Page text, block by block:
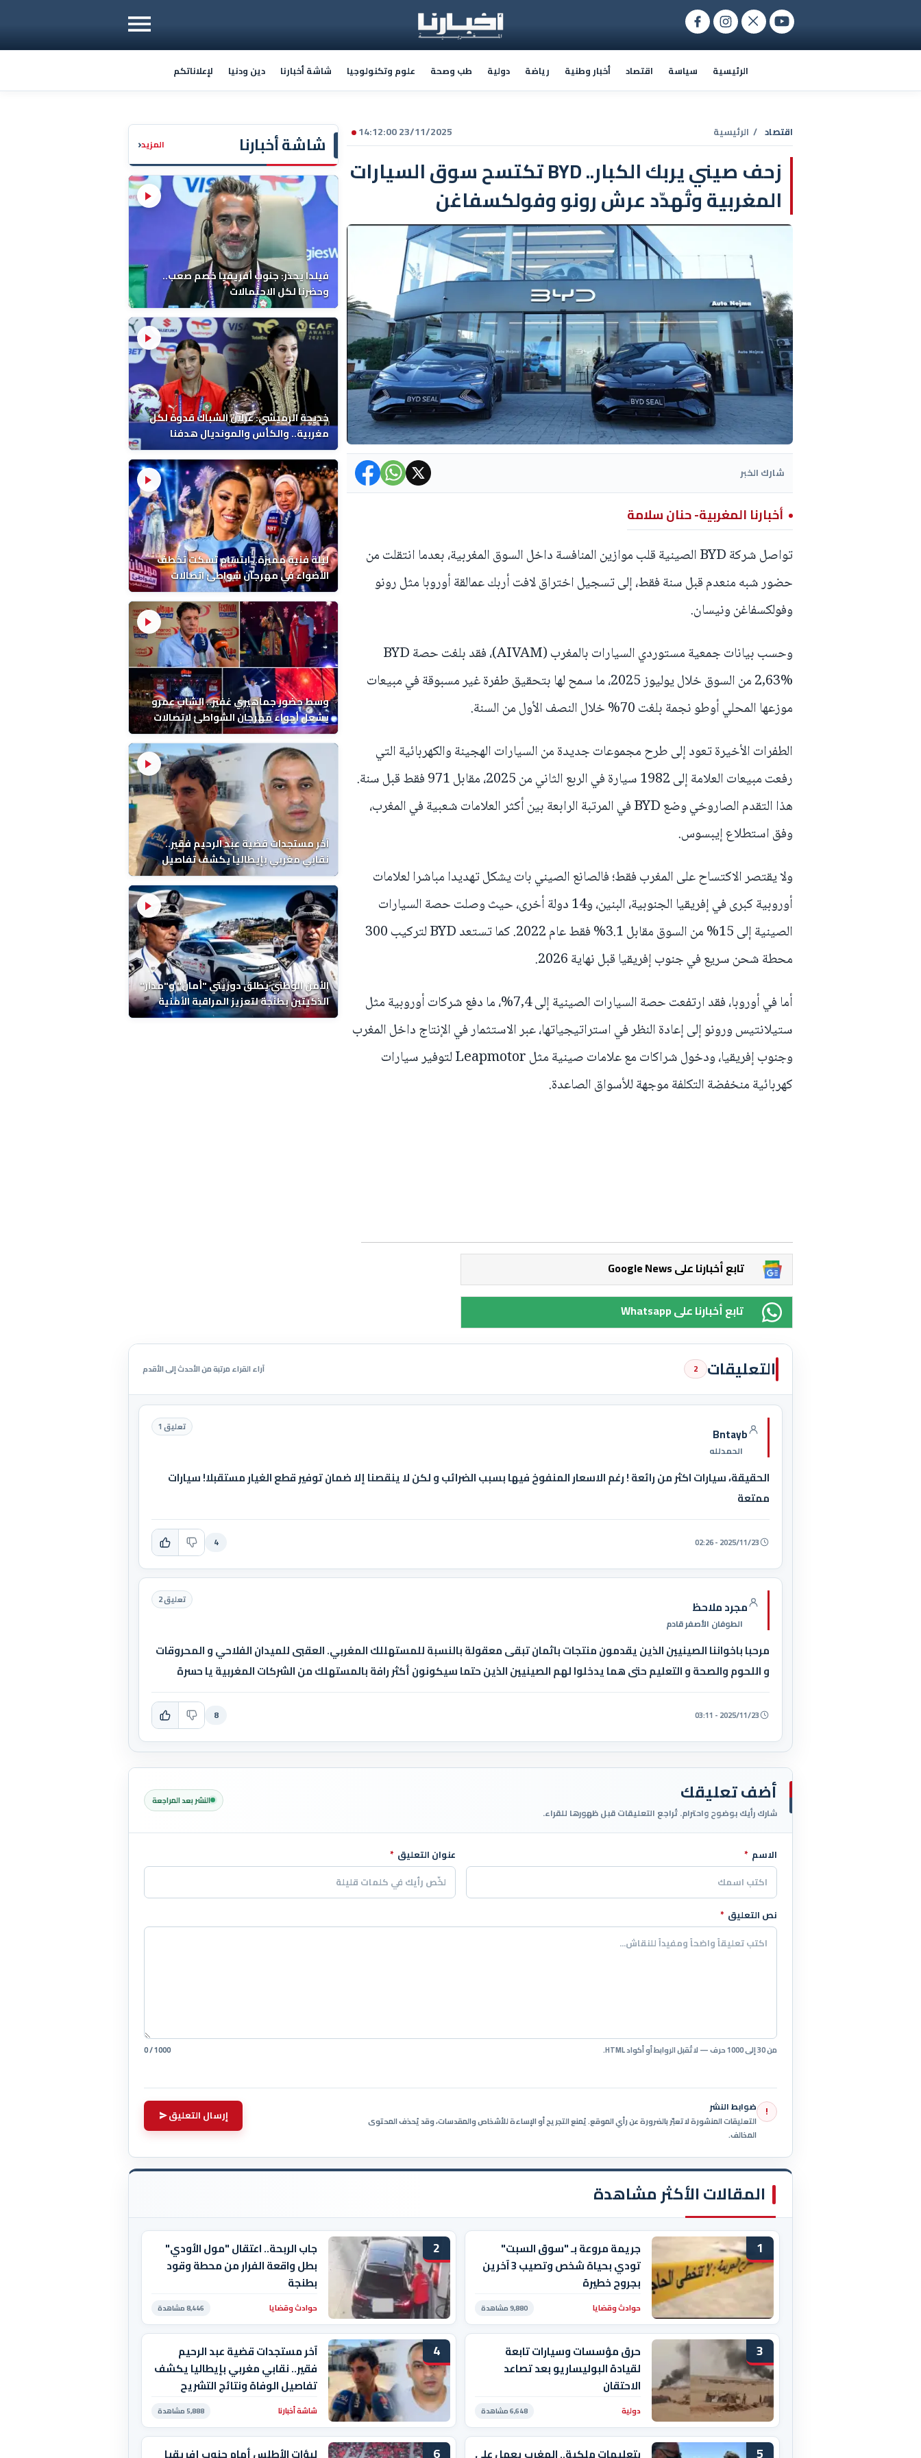
الرئيسية سياسة اقتصاد أخبار وطنية رياضة دولية طب وصحة علوم وتكنولوجيا شاشة أخبارنا دين ودنيا لإعلاناتكم
شاشة أخبارنا المزيد‹
فيلدا يحذر: جنوب أفريقيا خصم صعب..
وحضرنا لكل الاحتمالات
خديجة الرميشي: غزلان الشباك قدوة لكل
مغربية.. والكأس والمونديال هدفنا
ليلة فنية مميزة.. ابتسام تسكت تخطف
الأضواء في مهرجان شواطئ اتصالات
المغرب بالمضيق
وسط حضور جماهيري غفير.. الشاب عمرو
يشعل أجواء مهرجان الشواطئ لاتصالات
المغرب بطنجة
آخر مستجدات قضية عبد الرحيم فقير..
نقابي مغربي بإيطاليا يكشف تفاصيل
الوفاة ونتائج التشريح
الأمن الوطني يطلق دوريتي "أمان" و"مدار"
الذكيتين بطنجة لتعزيز المراقبة الأمنية
23/11/2025 14:12:00 اقتصاد / الرئيسية
زحف صيني يربك الكبار.. BYD تكتسح سوق السيارات
المغربية وتُهدّد عرش رونو وفولكسفاغن
شارك الخبر
أخبارنا المغربية- حنان سلامة
تواصل شركة BYD الصينية قلب موازين المنافسة داخل السوق المغربية، بعدما انتقلت من
حضور شبه منعدم قبل سنة فقط، إلى تسجيل اختراق لافت أربك عمالقة أوروبا مثل رونو
وفولكسفاغن ونيسان.
وحسب بيانات جمعية مستوردي السيارات بالمغرب (AIVAM)، فقد بلغت حصة BYD
2,63% من السوق خلال يوليوز 2025، ما سمح لها بتحقيق طفرة غير مسبوقة في مبيعات
موزعها المحلي أوطو نجمة بلغت 70% خلال النصف الأول من السنة.
الطفرات الأخيرة تعود إلى طرح مجموعات جديدة من السيارات الهجينة والكهربائية التي
رفعت مبيعات العلامة إلى 1982 سيارة في الربع الثاني من 2025، مقابل 971 فقط قبل سنة.
هذا التقدم الصاروخي وضع BYD في المرتبة الرابعة بين أكثر العلامات شعبية في المغرب،
وفق استطلاع إيبسوس.
ولا يقتصر الاكتساح على المغرب فقط؛ فالصانع الصيني بات يشكل تهديدا مباشرا لعلامات
أوروبية كبرى في إفريقيا الجنوبية، البنين، و14 دولة أخرى، حيث وصلت حصة السيارات
الصينية إلى 15% من السوق مقابل 3.1% فقط عام 2022. كما تستعد BYD لتركيب 300
محطة شحن سريع في جنوب إفريقيا قبل نهاية 2026.
أما في أوروبا، فقد ارتفعت حصة السيارات الصينية إلى 7,4%، ما دفع شركات أوروبية مثل
ستيلانتيس ورونو إلى إعادة النظر في استراتيجياتها، عبر الاستثمار في الإنتاج داخل المغرب
وجنوب إفريقيا، ودخول شراكات مع علامات صينية مثل Leapmotor لتوفير سيارات
كهربائية منخفضة التكلفة موجهة للأسواق الصاعدة.
Google News تابع أخبارنا على
Whatsapp تابع أخبارنا على
التعليقات 2 آراء القراء مرتبة من الأحدث إلى الأقدم
Bntayb
الحمدلله
تعليق 1
الحقيقة، سيارات اكثر من رائعة ! رغم الاسعار المنفوخ فيها بسبب الضرائب و لكن لا ينقصنا إلا ضمان توفير قطع الغيار مستقبلا! سيارات
ممتعة
2025/11/23 - 02:26
4
مجرد ملاحظ
الطوفان الأصفر قادم
تعليق 2
مرحبا باخواننا الصينيين الذين يقدمون منتجات باثمان تبقى معقولة بالنسبة للمستهللك المغربي. العقبى للميدان الفلاحي و المحروقات
و اللحوم والصحة و التعليم حتى هما يدخلوا لهم الصينيين الذين حتما سيكونون أكثر رافة بالمستهلك من الشركات المغربية يا حسرة
2025/11/23 - 03:11
8
أضف تعليقك
شارك رأيك بوضوح واحترام. تُراجع التعليقات قبل ظهورها للقراء.
النشر بعد المراجعة
اترك هذا الحقل فارغاً
الاسم * عنوان التعليق *
نص التعليق *
من 30 إلى 1000 حرف — لا تُقبل الروابط أو أكواد HTML. 0 / 1000
! ضوابط النشر
التعليقات المنشورة لا تعبّر بالضرورة عن رأي الموقع. يُمنع التجريح أو الإساءة للأشخاص والمقدسات، وقد يُحذف المحتوى
المخالف.
إرسال التعليق
المقالات الأكثر مشاهدة
1
جريمة مروعة بـ "سوق السبت"
تودي بحياة شخص وتصيب 3 آخرين
بجروح خطيرة
حوادث وقضايا 9,880 مشاهدة
2
جاب الربحة.. اعتقال "مول الأودي"
بطل واقعة الفرار من محطة وقود
بطنجة
حوادث وقضايا 8,446 مشاهدة
3
حرق مؤسسات وسيارات تابعة
لقيادة البوليساريو بعد تصاعد
الاحتقان
دولية 6,648 مشاهدة
4
آخر مستجدات قضية عبد الرحيم
فقير.. نقابي مغربي بإيطاليا يكشف
تفاصيل الوفاة ونتائج التشريح
شاشة أخبارنا 5,888 مشاهدة
5
6